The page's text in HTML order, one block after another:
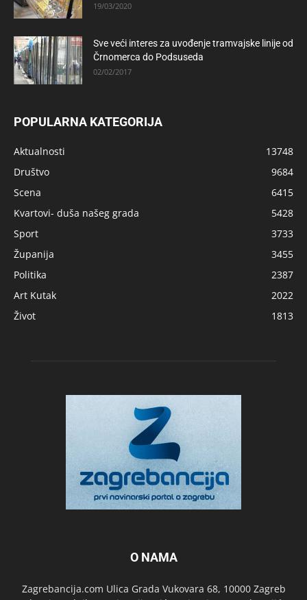
19/03/2020
Sve veći interes za uvođenje tramvajske linije od
Črnomerca do Podsuseda
02/02/2017
POPULARNA KATEGORIJA
Aktualnosti
13748
Društvo
9684
Scena
6415
Kvartovi- duša našeg grada
5428
Sport
3733
Županija
3455
Politika
2387
Art Kutak
2022
Život
1813
O NAMA
Zagrebancija.com Ulica Grada Vukovara 68, 10000 Zagreb